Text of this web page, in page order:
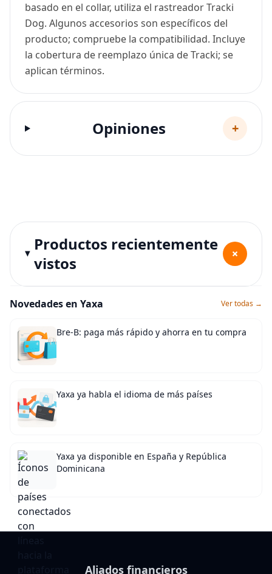
basado en el collar, utiliza el rastreador Tracki
Dog. Algunos accesorios son específicos del
producto; compruebe la compatibilidad. Incluye
la cobertura de reemplazo única de Tracki; se
aplican términos.
Opiniones +
Productos recientemente
vistos
+
Novedades en Yaxa Ver todas →
Bre-B: paga más rápido y ahorra en tu compra
Yaxa ya habla el idioma de más países
Yaxa ya disponible en España y República
Dominicana
Aliados financieros